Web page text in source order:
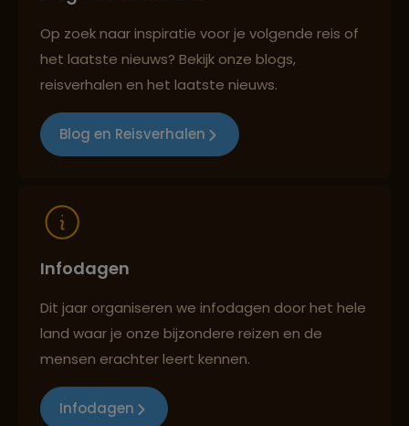
Reizen met oog voor mens, cultuur en milieu
Op zoek naar inspiratie voor je volgende reis of
het laatste nieuws? Bekijk onze blogs,
reisverhalen en het laatste nieuws.
Blog en Reisverhalen
Infodagen
Dit jaar organiseren we infodagen door het hele
land waar je onze bijzondere reizen en de
mensen erachter leert kennen.
Infodagen